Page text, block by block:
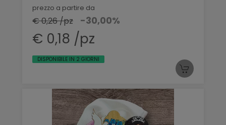
prezzo a partire da
€ 0,26 /pz -30,00%
€ 0,18 /pz
DISPONIBILE IN 2 GIORNI